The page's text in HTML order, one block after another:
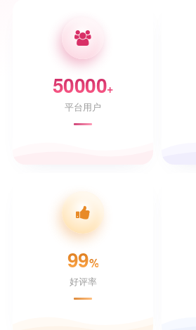
50000+
平台用户
99%
好评率